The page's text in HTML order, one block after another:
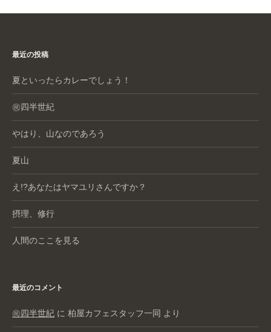
最近の投稿
夏といったらカレーでしょう！
㊗️四半世紀
やはり、山なのであろう
夏山
え!?あなたはヤマユリさんですか？
摂理、修行
人間のここを見る
最近のコメント
㊗️四半世紀 に 柏屋カフェスタッフ一同 より